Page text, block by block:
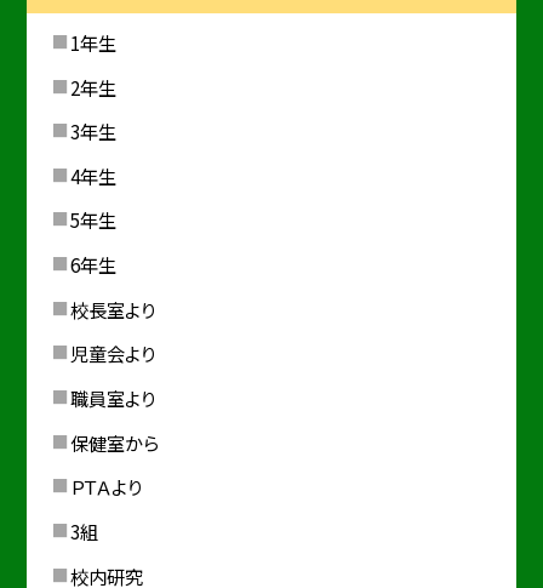
1年生
2年生
3年生
4年生
5年生
6年生
校長室より
児童会より
職員室より
保健室から
ＰＴＡより
3組
校内研究